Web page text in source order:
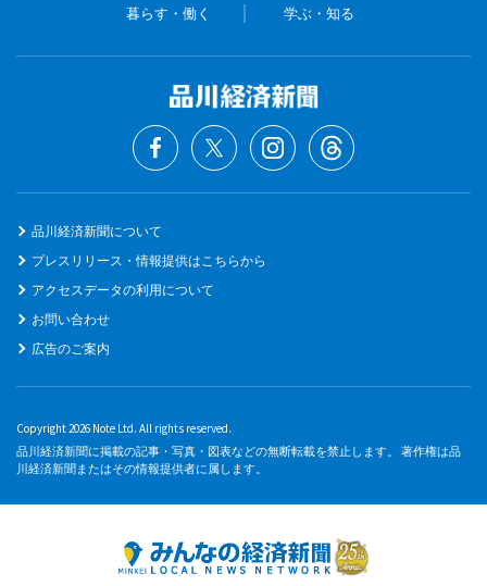
暮らす・働く 学ぶ・知る
品川経済新聞について
プレスリリース・情報提供はこちらから
アクセスデータの利用について
お問い合わせ
広告のご案内
Copyright 2026 Note Ltd. All rights reserved.
品川経済新聞に掲載の記事・写真・図表などの無断転載を禁止します。 著作権は品
川経済新聞またはその情報提供者に属します。